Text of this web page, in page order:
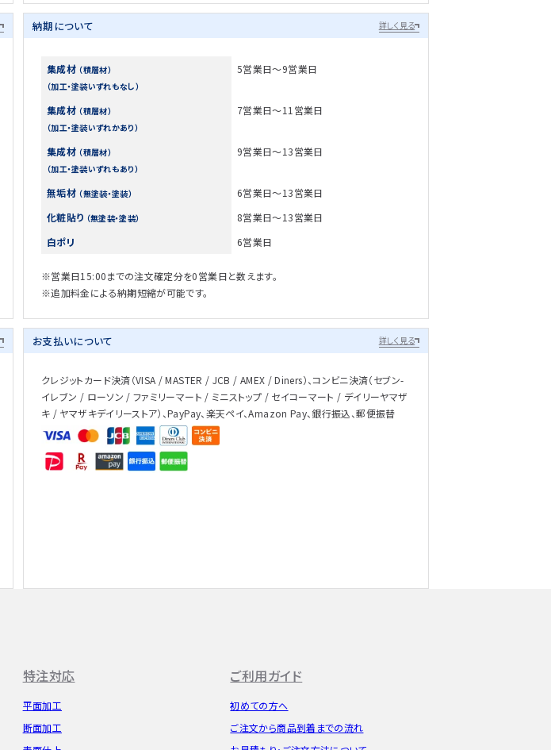
納期について 詳しく見る
集成材 （積層材）
（加工・塗装いずれもなし）
5営業日～9営業日
集成材 （積層材）
（加工・塗装いずれかあり）
7営業日～11営業日
集成材 （積層材）
（加工・塗装いずれもあり）
9営業日～13営業日
無垢材 （無塗装・塗装）
6営業日～13営業日
化粧貼り （無塗装・塗装）
8営業日～13営業日
白ポリ
6営業日
※営業日15:00までの注文確定分を0営業日と数えます。
※追加料金による納期短縮が可能です。
お支払いについて 詳しく見る
クレジットカード決済（VISA / MASTER / JCB / AMEX / Diners）、コンビニ決済（セブン-
イレブン / ローソン / ファミリーマート / ミニストップ / セイコーマート / デイリーヤマザ
キ / ヤマザキデイリーストア）、PayPay、楽天ペイ、Amazon Pay、銀行振込、郵便振替
特注対応
平面加工
断面加工
ご利用ガイド
初めての方へ
ご注文から商品到着までの流れ